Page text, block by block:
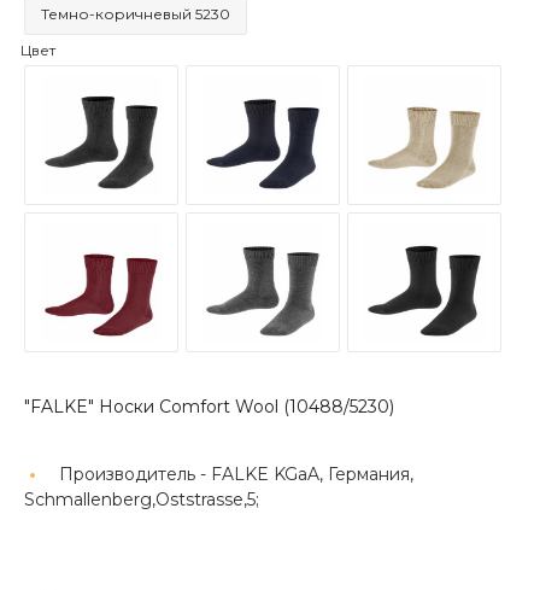
Темно-коричневый 5230
Цвет
"FALKE" Носки Comfort Wool (10488/5230)
Производитель - FALKE KGaA, Германия,
Schmallenberg,Oststrasse,5;